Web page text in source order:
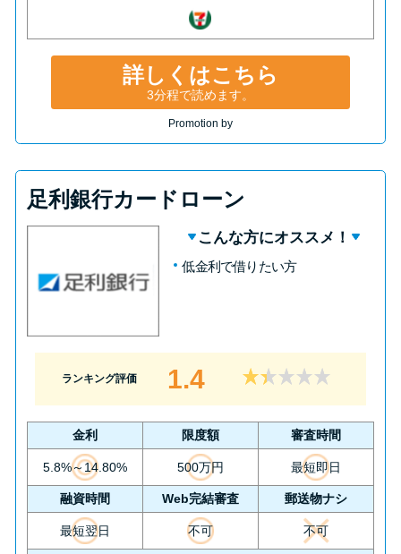
詳しくはこちら
3分程で読めます。
Promotion by
足利銀行カードローン
こんな方にオススメ！
低金利で借りたい方
ランキング評価 1.4
金利 限度額 審査時間
5.8%～14.80% 500万円 最短即日
融資時間 Web完結審査 郵送物ナシ
最短翌日 不可 不可